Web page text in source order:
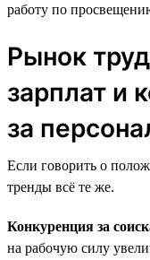
работу по
Рынок
зарплат и
за
Если говорить о
тренды всё те же.
Конкуренция за
на рабочую силу